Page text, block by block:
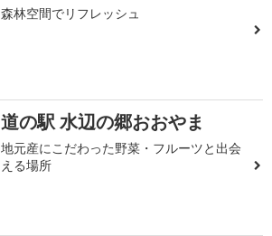
森林空間でリフレッシュ
道の駅 水辺の郷おおやま
地元産にこだわった野菜・フルーツと出会
える場所